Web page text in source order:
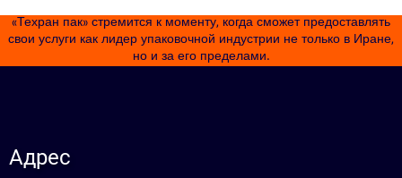
«Техран пак» стремится к моменту, когда сможет предоставлять
свои услуги как лидер упаковочной индустрии не только в Иране,
но и за его пределами.
Адрес